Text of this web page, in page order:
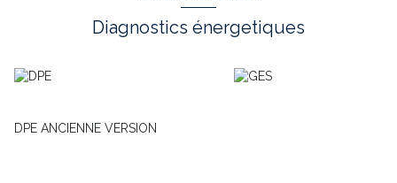
Diagnostics énergetiques
DPE ANCIENNE VERSION